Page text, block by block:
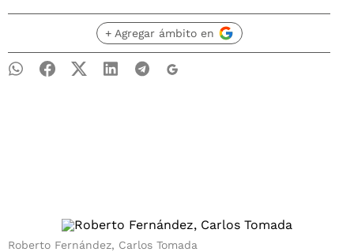
+ Agregar ámbito en
Roberto Fernández, Carlos Tomada